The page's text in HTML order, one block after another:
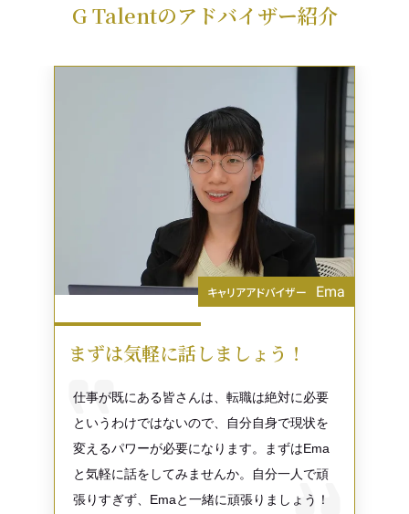
G Talentのアドバイザー紹介
まずは気軽に話しましょう！
仕事が既にある皆さんは、転職は絶対に必要
というわけではないので、自分自身で現状を
変えるパワーが必要になります。まずはEma
と気軽に話をしてみませんか。自分一人で頑
張りすぎず、Emaと一緒に頑張りましょう！
キャリアアドバイザー Ema
キャリアアドバイザー Natsumi
キャリアアドバイザー
キャリアアドバイザー